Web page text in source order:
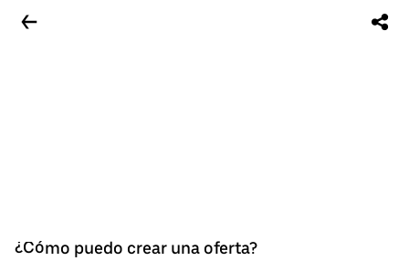
¿Cómo puedo crear una oferta?